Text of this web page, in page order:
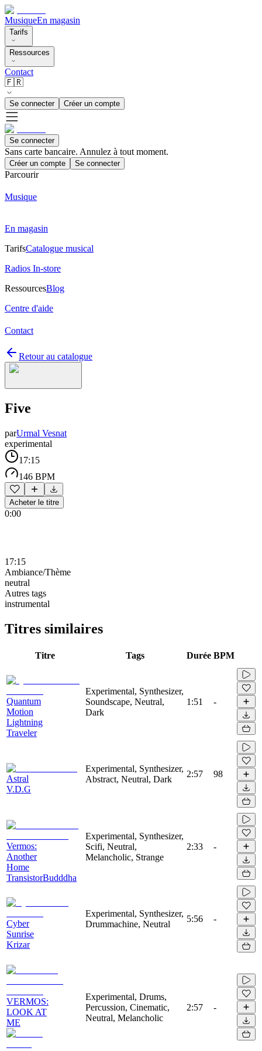
MusiqueEn magasin
Tarifs
Ressources
Contact
🇫🇷
Se connecter Créer un compte
Se connecter
Sans carte bancaire. Annulez à tout moment.
Créer un compte Se connecter
Parcourir
Musique
En magasin
TarifsCatalogue musical
Radios In-store
RessourcesBlog
Centre d'aide
Contact
Retour au catalogue
Five
parUrmal Vesnat
experimental
17:15
146 BPM
Acheter le titre
0:00
17:15
Ambiance/Thème
neutral
Autres tags
instrumental
Titres similaires
Titre Tags Durée BPM
Quantum
Motion
Lightning
Traveler
Experimental, Synthesizer,
Soundscape, Neutral,
Dark
1:51 -
Astral
V.D.G
Experimental, Synthesizer,
Abstract, Neutral, Dark
2:57 98
Vermos:
Another
Home
TransistorBudddha
Experimental, Synthesizer,
Scifi, Neutral,
Melancholic, Strange
2:33 -
Cyber
Sunrise
Krizar
Experimental, Synthesizer,
Drummachine, Neutral
5:56 -
VERMOS:
LOOK AT
ME
Experimental, Drums,
Percussion, Cinematic,
Neutral, Melancholic
2:57 -